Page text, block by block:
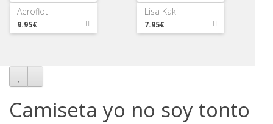
Aeroflot
9.95€
Lisa Kaki
7.95€
Camiseta yo no soy tonto